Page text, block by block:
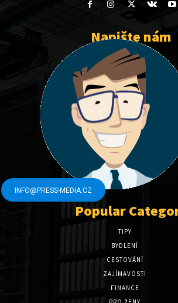
Napište nám
INFO@PRESS-MEDIA.CZ
Popular
TIPY
BYDLENÍ
CESTOVÁNÍ
ZAJÍMAVOSTI
FINANCE